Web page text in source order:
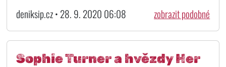
deniksip.cz • 28. 9. 2020 06:08 zobrazit podobné
Sophie Turner a hvězdy Her